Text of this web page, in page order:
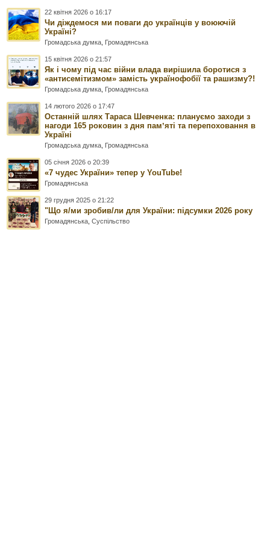
22 квітня 2026 о 16:17
Чи діждемося ми поваги до українців у воюючій
Україні?
Громадська думка, Громадянська
15 квітня 2026 о 21:57
Як і чому під час війни влада вирішила боротися з
«антисемітизмом» замість українофобії та рашизму?!
Громадська думка, Громадянська
14 лютого 2026 о 17:47
Останній шлях Тараса Шевченка: плануємо заходи з
нагоди 165 роковин з дня памʼяті та перепоховання в
Україні
Громадська думка, Громадянська
05 січня 2026 о 20:39
«7 чудес України» тепер у YouTube!
Громадянська
29 грудня 2025 о 21:22
"Що я/ми зробив/ли для України: підсумки 2026 року
Громадянська,Суспільство